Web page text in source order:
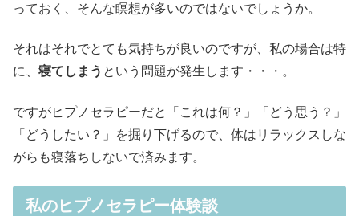
っておく、そんな瞑想が多いのではないでしょうか。
それはそれでとても気持ちが良いのですが、私の場合は特
に、 寝てしまう という問題が発生します・・・。
ですがヒプノセラピーだと「これは何？」「どう思う？」
「どうしたい？」を掘り下げるので、体はリラックスしな
がらも寝落ちしないで済みます。
私のヒプノセラピー体験談